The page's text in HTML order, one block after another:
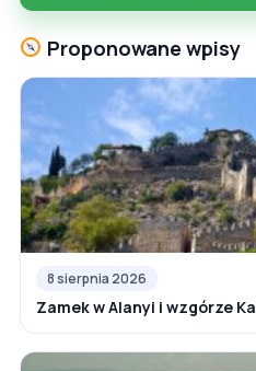
Proponowane wpisy
8 sierpnia 2026
Zamek w Alanyi i wzgórze